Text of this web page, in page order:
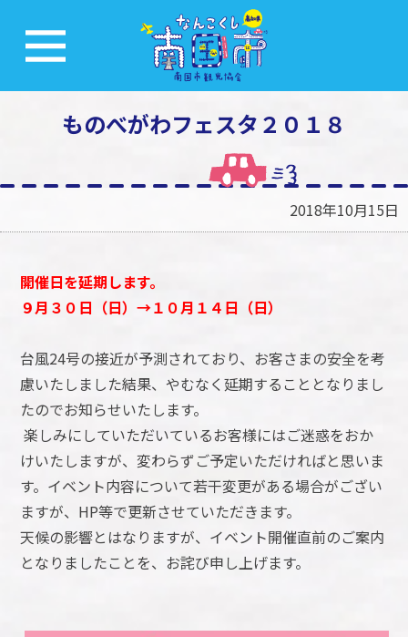
ものべがわフェスタ２０１８
2018年10月15日
開催日を延期します。
９月３０日（日）→１０月１４日（日）
台風24号の接近が予測されており、お客さまの安全を考
慮いたしました結果、やむなく延期することとなりまし
たのでお知らせいたします。
楽しみにしていただいているお客様にはご迷惑をおか
けいたしますが、変わらずご予定いただければと思いま
す。イベント内容について若干変更がある場合がござい
ますが、HP等で更新させていただきます。
天候の影響とはなりますが、イベント開催直前のご案内
となりましたことを、お詫び申し上げます。